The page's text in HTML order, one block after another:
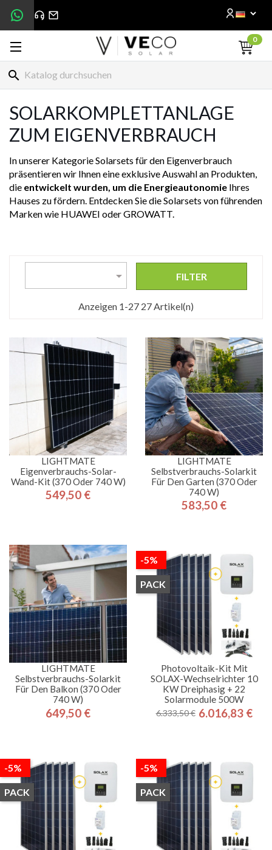
0
search
SOLARKOMPLETTANLAGE
ZUM EIGENVERBRAUCH
In unserer Kategorie Solarsets für den Eigenverbrauch
präsentieren wir Ihnen eine exklusive Auswahl an Produkten,
die entwickelt wurden, um die Energieautonomie Ihres
Hauses zu fördern. Entdecken Sie die Solarsets von führenden
Marken wie HUAWEI oder GROWATT.
 FILTER
Anzeigen 1-27 27 Artikel(n)
LIGHTMATE
Eigenverbrauchs-Solar-
Wand-Kit (370 Oder 740 W)
Preis
549,50 €
LIGHTMATE
Selbstverbrauchs-Solarkit
Für Den Garten (370 Oder
740 W)
Preis
583,50 €
LIGHTMATE
Selbstverbrauchs-Solarkit
Für Den Balkon (370 Oder
740 W)
Preis
649,50 €
Photovoltaik-Kit Mit
SOLAX-Wechselrichter 10
KW Dreiphasig + 22
Solarmodule 500W
Regulärer
6.333,50 € Preis
6.016,83 €
-5%
PACK
-5%
PACK
-5%
PACK